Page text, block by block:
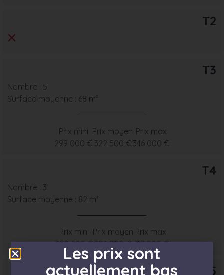
T2
T3
Nombre : 5
Surface moyenne : 68 m²
Prix mini
299 000 €
Prix moyen
322 500 €
Prix max
346 000 €
T4
Nombre : 3
Surface moyenne : 82 m²
Prix mini
350 500 €
Prix moyen
384 000 €
Prix max
417 000 €
T5
Les prix sont
actuellement bas